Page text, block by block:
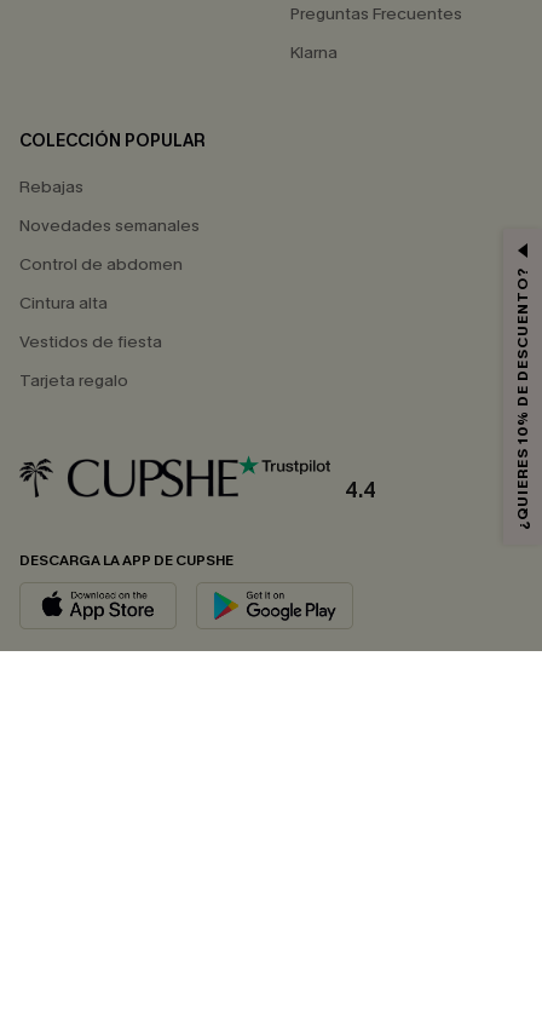
Preguntas Frecuentes
Klarna
COLECCIÓN POPULAR
Rebajas
Novedades semanales
Control de abdomen
Cintura alta
Vestidos de fiesta
Tarjeta regalo
4.4
DESCARGA LA APP DE CUPSHE
¿QUIERES 10% DE DESCUENTO?